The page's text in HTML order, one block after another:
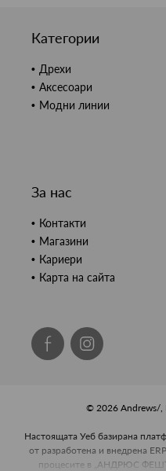
Категории
Дрехи
Аксесоари
Модни линии
За нас
Контакти
Магазини
Кариери
Карта на сайта
© 2026 Andrews/,
Настоящата Уеб базирана
от разработена и внедрена
процесите в „АНДРЮС